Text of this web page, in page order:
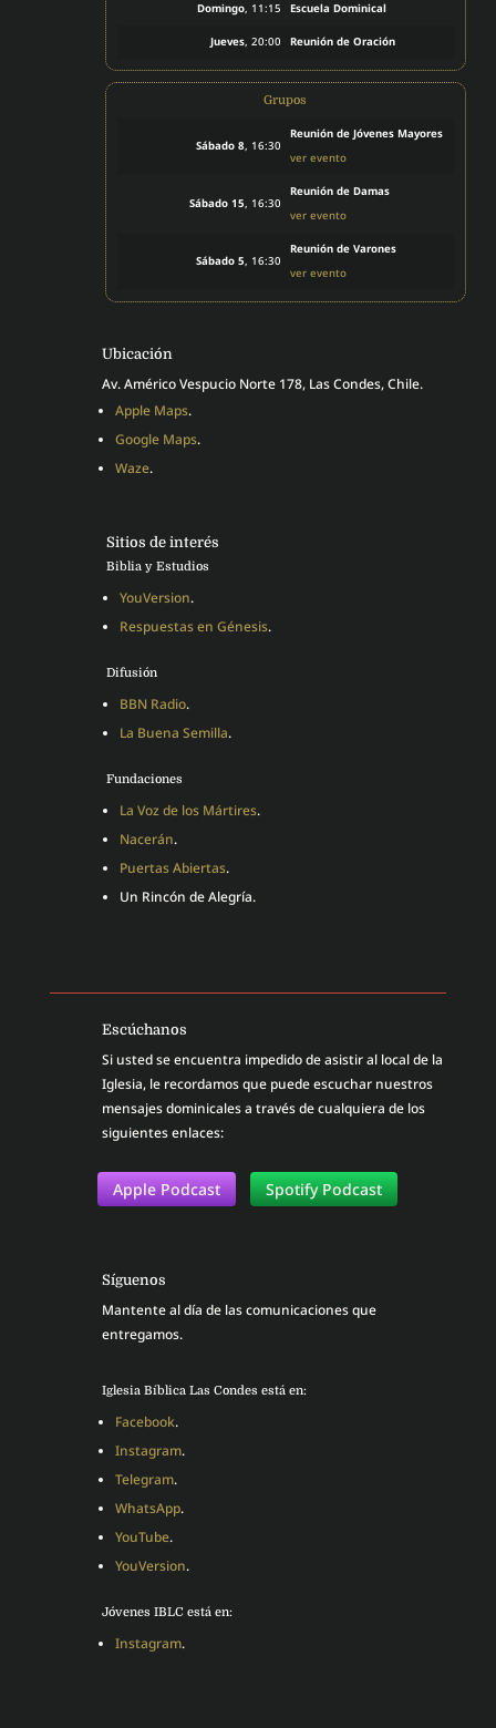
Domingo, 11:15 Escuela Dominical
Jueves, 20:00 Reunión de Oración
Grupos
Sábado 8, 16:30
Reunión de Jóvenes Mayores
ver evento
Sábado 15, 16:30
Reunión de Damas
ver evento
Sábado 5, 16:30
Reunión de Varones
ver evento
Ubicación
Av. Américo Vespucio Norte 178, Las Condes, Chile.
Apple Maps.
Google Maps.
Waze.
Sitios de interés
Biblia y Estudios
YouVersion.
Respuestas en Génesis.
Difusión
BBN Radio.
La Buena Semilla.
Fundaciones
La Voz de los Mártires.
Nacerán.
Puertas Abiertas.
Un Rincón de Alegría.
Escúchanos
Si usted se encuentra impedido de asistir al local de la
Iglesia, le recordamos que puede escuchar nuestros
mensajes dominicales a través de cualquiera de los
siguientes enlaces:
Apple Podcast Spotify Podcast
Síguenos
Mantente al día de las comunicaciones que
entregamos.
Iglesia Bíblica Las Condes está en:
Facebook.
Instagram.
Telegram.
WhatsApp.
YouTube.
YouVersion.
Jóvenes IBLC está en:
Instagram.